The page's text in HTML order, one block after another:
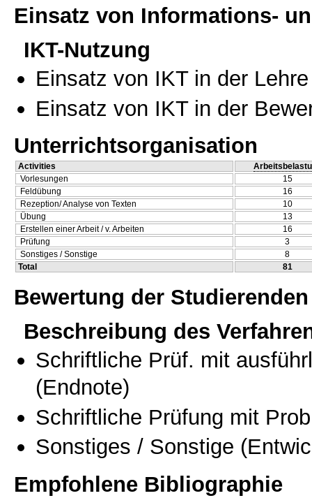
Einsatz von Informations-
IKT-Nutzung
Einsatz von IKT in der Lehre
Einsatz von IKT in der
Unterrichtsorganisation
Activities
Vorlesungen
15
Feldübung
16
Rezeption/ Analyse von Texten
10
Übung
13
Erstellen einer Arbeit / v. Arbeiten
16
Prüfung
3
Sonstiges / Sonstige
8
Total
81
Bewertung der Studierenden
Beschreibung des
Schriftliche Prüf. mit
(Endnote)
Schriftliche Prüfung mit
Sonstiges / Sonstige
Empfohlene Bibliographie